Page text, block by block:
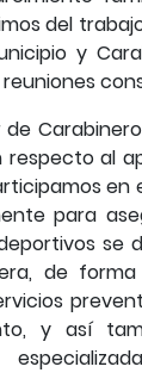
del
y
respecto al
en
para
se
de forma
y así